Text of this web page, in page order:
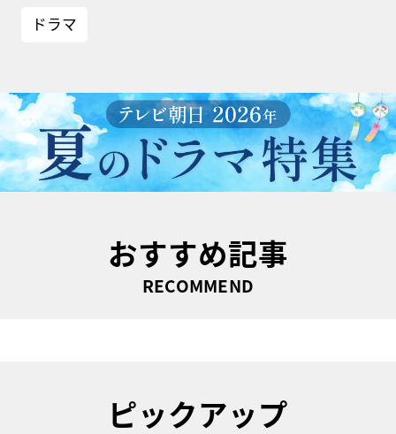
ドラマ
おすすめ記事
RECOMMEND
ピックアップ